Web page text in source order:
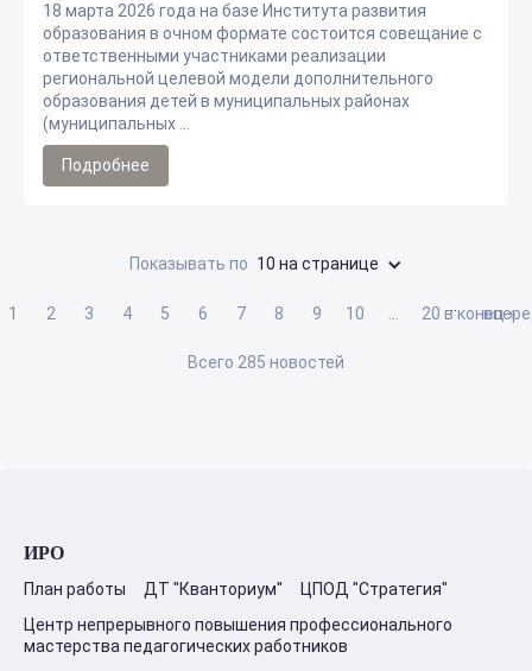
18 марта 2026 года на базе Института развития
образования в очном формате состоится совещание с
ответственными участниками реализации
региональной целевой модели дополнительного
образования детей в муниципальных районах
(муниципальных ...
Подробнее
Показывать по 10 на странице
1 2 3 4 5 6 7 8 9 10 20 в конец »
Всего 285 новостей
ИРО
План работы ДТ "Кванториум"
ЦПОД "Стратегия"
Центр непрерывного повышения профессионального
мастерства педагогических работников